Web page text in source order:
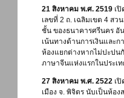
21 สิงหาคม พ.ศ. 2519 เ
เลขที่ 2 ถ. เฉลิมเขต 4 ส
ชั้น ของธนาคารศรีนคร อั
เน้นทางด้านการเงินและ
ห้องแยกต่างหากไม่ปะปน
ภาษาจีนแห่งแรกในประเ
27 สิงหาคม พ.ศ. 2522 เ
เมือง จ. พิจิตร นับเป็นห้อ